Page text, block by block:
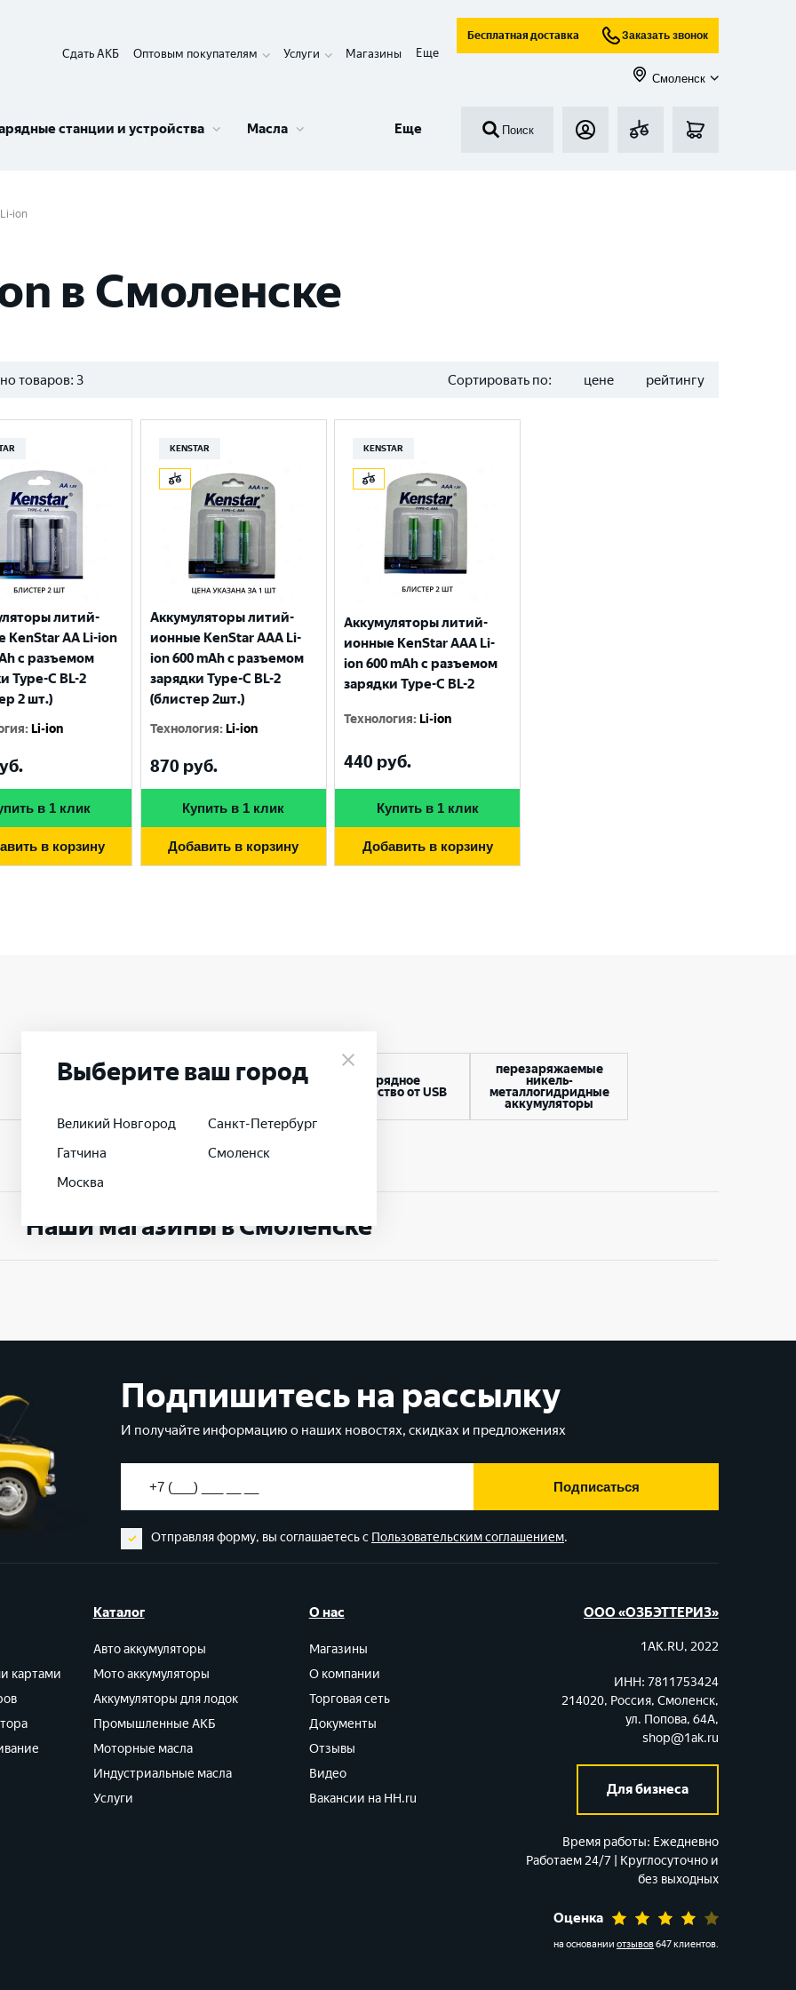
Сдать АКБ Оптовым покупателям Услуги Магазины Еще
Бесплатная доставка Заказать звонок
Смоленск
станции и устройства Масла Еще Поиск
Li-ion
в Смоленске
товаров: 3 Сортировать по: цене рейтингу
литий-
KenStar AA Li-ion
с разъемом
Type-C BL-2
2 шт.)
: Li-ion
в 1 клик
в корзину
KENSTAR
Аккумуляторы литий-
ионные KenStar AAA Li-
ion 600 mAh с разъемом
зарядки Type-C BL-2
(блистер 2шт.)
Технология: Li-ion
870 руб.
Купить в 1 клик
Добавить в корзину
KENSTAR
Аккумуляторы литий-
ионные KenStar AAA Li-
ion 600 mAh с разъемом
зарядки Type-C BL-2
Технология: Li-ion
440 руб.
Купить в 1 клик
Добавить в корзину
Воздушно- Зарядное
устройство от USB
перезаряжаемые
никель-
металлогидридные
аккумуляторы
Наши магазины в Смоленске
Подпишитесь на рассылку
И получайте информацию о наших новостях, скидках и предложениях
Подписаться
Отправляя форму, вы соглашаетесь с Пользовательским соглашением.
картами
Каталог
Авто аккумуляторы
Мото аккумуляторы
Аккумуляторы для лодок
Промышленные АКБ
Моторные масла
Индустриальные масла
Услуги
О нас
Магазины
О компании
Торговая сеть
Документы
Отзывы
Видео
Вакансии на HH.ru
ООО «ОЗБЭТТЕРИЗ»
1AK.RU, 2022
ИНН: 7811753424
214020, Россия, Смоленск,
ул. Попова, 64А,
shop@1ak.ru
Для бизнеса
Время работы: Ежедневно
Работаем 24/7 | Круглосуточно и
без выходных
Оценка
на основании отзывов647 клиентов.
Выберите ваш город
Великий Новгород
Гатчина
Москва
Санкт-Петербург
Смоленск